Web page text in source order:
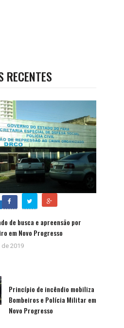
RECENTES
de busca e apreensão por
em Novo Progresso
2019
Princípio de incêndio mobiliza
Bombeiros e Polícia Militar em
Novo Progresso